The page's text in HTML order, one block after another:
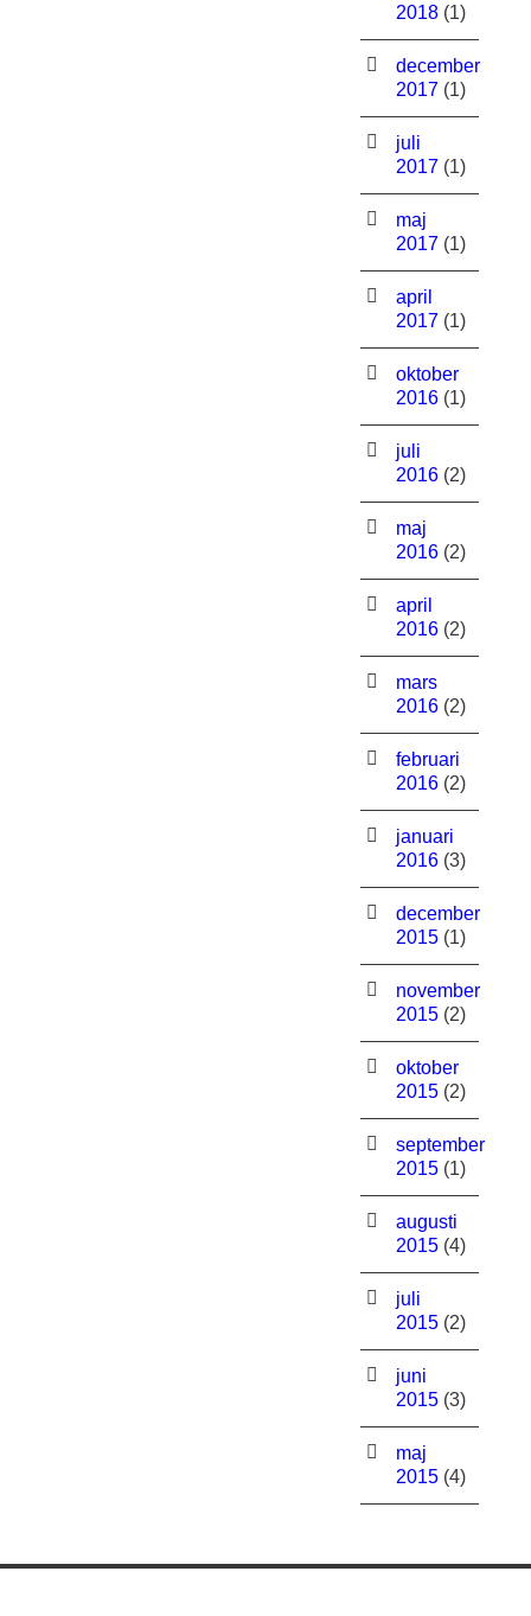
2018 (1)
december
2017 (1)
juli
2017 (1)
maj
2017 (1)
april
2017 (1)
oktober
2016 (1)
juli
2016 (2)
maj
2016 (2)
april
2016 (2)
mars
2016 (2)
februari
2016 (2)
januari
2016 (3)
december
2015 (1)
november
2015 (2)
oktober
2015 (2)
september
2015 (1)
augusti
2015 (4)
juli
2015 (2)
juni
2015 (3)
maj
2015 (4)